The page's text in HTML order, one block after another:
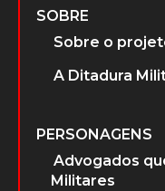
SOBRE
Sobre o
A Ditadura
PERSONAGENS
Advogados
Militares